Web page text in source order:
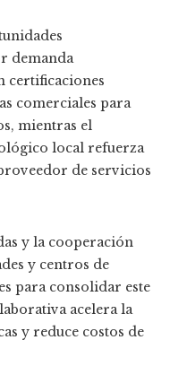
demanda
certificaciones
comerciales para
mientras el
local refuerza
de servicios
y la cooperación
y centros de
para consolidar este
acelera la
y reduce costos de